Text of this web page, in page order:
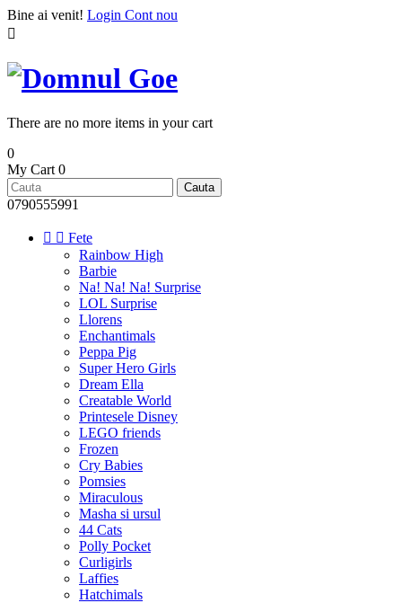
Bine ai venit! Login Cont nou

There are no more items in your cart
0
My Cart 0
Cauta
0790555991
  Fete
Rainbow High
Barbie
Na! Na! Na! Surprise
LOL Surprise
Llorens
Enchantimals
Peppa Pig
Super Hero Girls
Dream Ella
Creatable World
Printesele Disney
LEGO friends
Frozen
Cry Babies
Pomsies
Miraculous
Masha si ursul
44 Cats
Polly Pocket
Curligirls
Laffies
Hatchimals